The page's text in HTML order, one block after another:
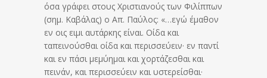
όσα γράφει στους Χριστιανούς των Φιλίππων
(σημ. Καβάλας) ο Απ. Παύλος: «…εγώ έμαθον
εν οις ειμι αυτάρκης είναι. Οίδα και
ταπεινούσθαι οίδα και περισσεύειν· εν παντί
και εν πάσι μεμύημαι και χορτάζεσθαι και
πεινάν, και περισσεύειν και υστερείσθαι·